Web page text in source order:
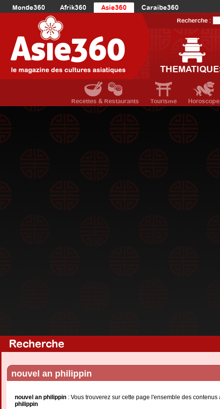
Monde360 Afrik360 Asie360
Caraibe360
Europe360
AmériqueDuNord360
Océanie360
Recherche :
Recettes & Restaurants Tourisme Horoscope
Recherche
nouvel an philippin
nouvel an philippin : Vous trouverez sur cette page l'ensemble des
philippin